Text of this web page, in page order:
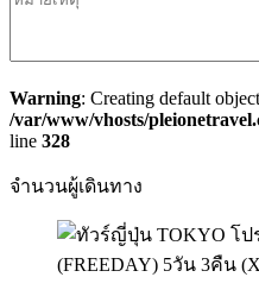
Warning: Creating default
/var/www/vhosts/
line 328
จำนวนผู้เดินทาง